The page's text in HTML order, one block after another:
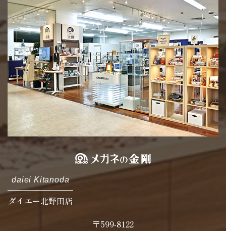
daiei Kitanoda
ダイエー北野田店
〒599-8122